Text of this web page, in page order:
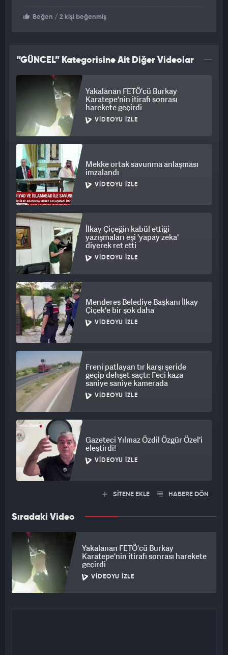
Beğen / 2 kişi beğenmiş
“GÜNCEL” Kategorisine Ait Diğer Videolar
Yakalanan FETÖ'cü Burkay
Karatepe'nin itirafı sonrası
harekete geçirdi
VIDEOYU İZLE
Mekke ortak savunma anlaşması
imzalandı
VIDEOYU İZLE
İlkay Çiçeğin kabül ettiği
yazışmaları eşi 'yapay zeka'
diyerek ret etti
VIDEOYU İZLE
Menderes Belediye Başkanı İlkay
Çiçek'e bir şok daha
VIDEOYU İZLE
Freni patlayan tır karşı şeride
geçip dehşet saçtı: Feci kaza
saniye saniye kamerada
VIDEOYU İZLE
Gazeteci Yılmaz Özdil Özgür Özel'i
eleştirdi!
VIDEOYU İZLE
SİTENE EKLE HABERE DÖN
Sıradaki Video
Yakalanan FETÖ'cü Burkay
Karatepe'nin itirafı sonrası harekete
geçirdi
VIDEOYU İZLE